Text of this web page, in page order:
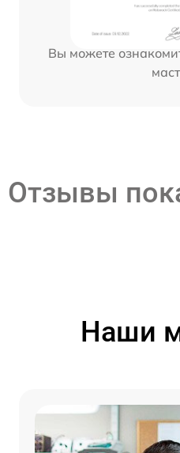
Вы можете
Отзывы
Наши